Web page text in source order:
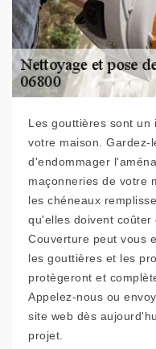
Les gouttières sont un
votre maison.
d'endommager
maçonneries de votre
les chéneaux
qu'elles doivent
Couverture peut vous
les gouttières et les
protègeront et
Appelez-nous ou
site web dès
projet.